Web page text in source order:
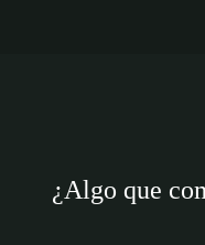
¿Algo que